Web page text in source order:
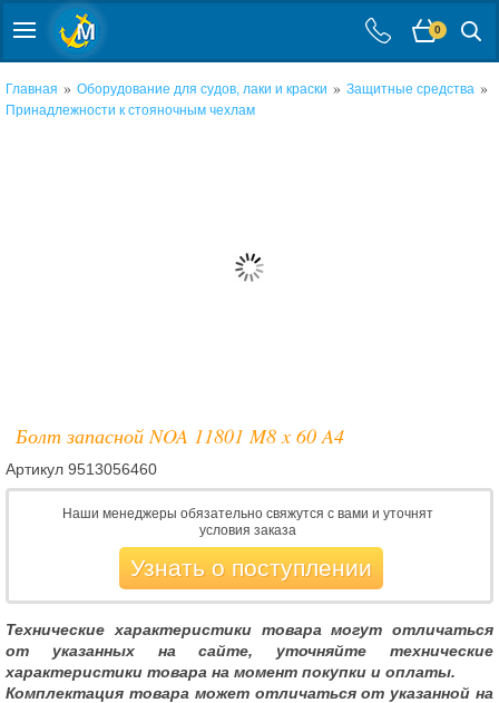
0
Главная » Оборудование для судов, лаки и краски » Защитные средства »
Принадлежности к стояночным чехлам
Болт запасной NOA 11801 M8 x 60 A4
Артикул 9513056460
Наши менеджеры обязательно свяжутся с вами и уточнят
условия заказа
Узнать о поступлении
Технические характеристики товара могут отличаться
от указанных на сайте, уточняйте технические
характеристики товара на момент покупки и оплаты.
Комплектация товара может отличаться от указанной на